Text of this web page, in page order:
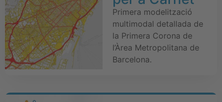
Primera modelització
multimodal detallada de
la Primera Corona de
l’Àrea Metropolitana de
Barcelona.